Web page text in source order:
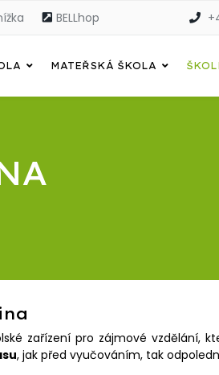
BELLhop
MATEŘSKÁ ŠKOLA
zařízení pro zájmové vzdělání,
, jak před vyučováním, tak